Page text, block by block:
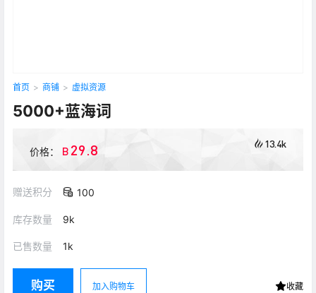
首页 > 商铺 > 虚拟资源
5000+蓝海词
价格： B 29.8 13.4k
赠送积分 100
库存数量 9k
已售数量 1k
购买 加入购物车 收藏